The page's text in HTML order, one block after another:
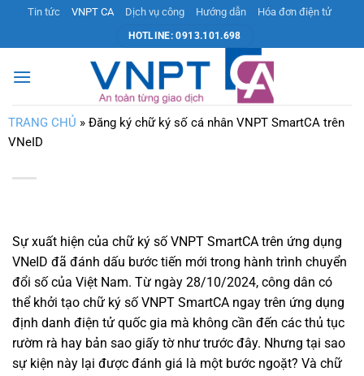
nội
dung
Tin tức VNPT CA Dịch vụ công Hướng dẫn Hóa đơn điện tử
HOTLINE: 0913.101.698
TRANG CHỦ » Đăng ký chữ ký số cá nhân VNPT SmartCA trên
VNeID
Sự xuất hiện của chữ ký số VNPT SmartCA trên ứng dụng
VNeID đã đánh dấu bước tiến mới trong hành trình chuyển
đổi số của Việt Nam. Từ ngày 28/10/2024, công dân có
thể khởi tạo chữ ký số VNPT SmartCA ngay trên ứng dụng
định danh điện tử quốc gia mà không cần đến các thủ tục
rườm rà hay bản sao giấy tờ như trước đây. Nhưng tại sao
sự kiện này lại được đánh giá là một bước ngoặt? Và chữ